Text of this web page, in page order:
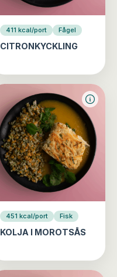
411 kcal/port Fågel
CITRONKYCKLING
451 kcal/port Fisk
KOLJA I MOROTSÅS